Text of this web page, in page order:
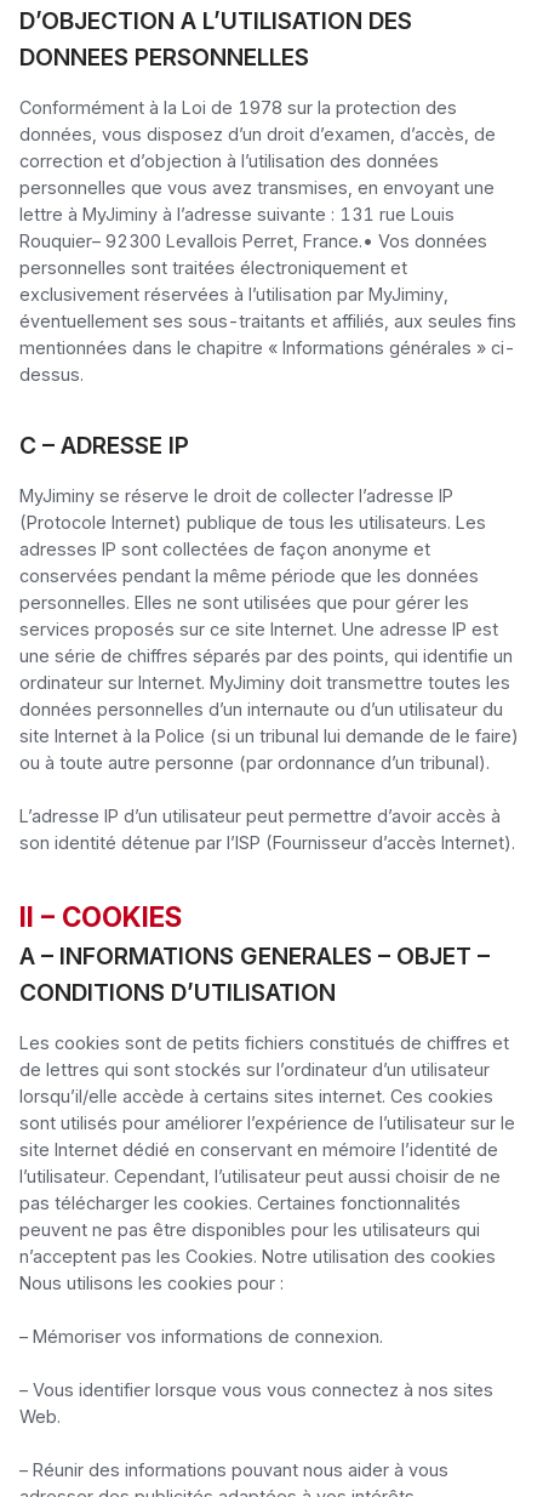
D’OBJECTION A L’UTILISATION DES
DONNEES PERSONNELLES
Conformément à la Loi de 1978 sur la protection des
données, vous disposez d’un droit d’examen, d’accès, de
correction et d’objection à l’utilisation des données
personnelles que vous avez transmises, en envoyant une
lettre à MyJiminy à l’adresse suivante : 131 rue Louis
Rouquier– 92300 Levallois Perret, France.• Vos données
personnelles sont traitées électroniquement et
exclusivement réservées à l’utilisation par MyJiminy,
éventuellement ses sous-traitants et affiliés, aux seules fins
mentionnées dans le chapitre « Informations générales » ci-
dessus.
C – ADRESSE IP
MyJiminy se réserve le droit de collecter l’adresse IP
(Protocole Internet) publique de tous les utilisateurs. Les
adresses IP sont collectées de façon anonyme et
conservées pendant la même période que les données
personnelles. Elles ne sont utilisées que pour gérer les
services proposés sur ce site Internet. Une adresse IP est
une série de chiffres séparés par des points, qui identifie un
ordinateur sur Internet. MyJiminy doit transmettre toutes les
données personnelles d’un internaute ou d’un utilisateur du
site Internet à la Police (si un tribunal lui demande de le faire)
ou à toute autre personne (par ordonnance d’un tribunal).
L’adresse IP d’un utilisateur peut permettre d’avoir accès à
son identité détenue par l’ISP (Fournisseur d’accès Internet).
II – COOKIES
A – INFORMATIONS GENERALES – OBJET –
CONDITIONS D’UTILISATION
Les cookies sont de petits fichiers constitués de chiffres et
de lettres qui sont stockés sur l’ordinateur d’un utilisateur
lorsqu’il/elle accède à certains sites internet. Ces cookies
sont utilisés pour améliorer l’expérience de l’utilisateur sur le
site Internet dédié en conservant en mémoire l’identité de
l’utilisateur. Cependant, l’utilisateur peut aussi choisir de ne
pas télécharger les cookies. Certaines fonctionnalités
peuvent ne pas être disponibles pour les utilisateurs qui
n’acceptent pas les Cookies. Notre utilisation des cookies
Nous utilisons les cookies pour :
– Mémoriser vos informations de connexion.
– Vous identifier lorsque vous vous connectez à nos sites
Web.
– Réunir des informations pouvant nous aider à vous